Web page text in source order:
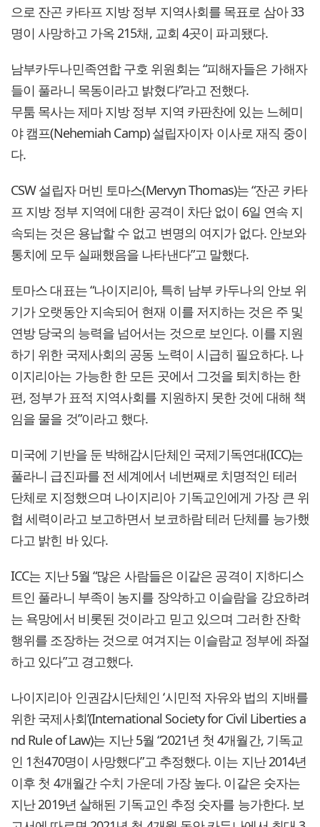
으로 잔곤 카타프 지방 정부 지역사회를 목표로 삼아 33
명이 사망하고 가옥 215채, 교회 4곳이 파괴됐다.
남부카두나민족연합 구호 위원회는 “피해자들은 가해자
들이 풀라니 목동이라고 밝혔다”라고 전했다.
무툼 목사는 제마 지방 정부 지역 카판찬에 있는 느헤미
야 캠프(Nehemiah Camp) 설립자이자 이사로 재직 중이
다.
CSW 설립자 머빈 토마스(Mervyn Thomas)는 “잔곤 카타
프 지방 정부 지역에 대한 공격이 차단 없이 6일 연속 지
속되는 것은 용납할 수 없고 변명의 여지가 없다. 안보와
통치에 모두 실패했음을 나타낸다”고 말했다.
토마스 대표는 “나이지리아, 특히 남부 카두나의 안보 위
기가 오랫동안 지속되어 현재 이를 저지하는 것은 주 및
연방 당국의 능력을 넘어서는 것으로 보인다. 이를 지원
하기 위한 국제사회의 공동 노력이 시급히 필요하다. 나
이지리아는 가능한 한 모든 곳에서 그것을 퇴치하는 한
편, 정부가 표적 지역사회를 지원하지 못한 것에 대해 책
임을 물을 것”이라고 했다.
미국에 기반을 둔 박해감시단체인 국제기독연대(ICC)는
풀라니 급진파를 전 세계에서 네번째로 치명적인 테러
단체로 지정했으며 나이지리아 기독교인에게 가장 큰 위
협 세력이라고 보고하면서 보코하람 테러 단체를 능가했
다고 밝힌 바 있다.
ICC는 지난 5월 “많은 사람들은 이같은 공격이 지하디스
트인 풀라니 부족이 농지를 장악하고 이슬람을 강요하려
는 욕망에서 비롯된 것이라고 믿고 있으며 그러한 잔학
행위를 조장하는 것으로 여겨지는 이슬람교 정부에 좌절
하고 있다”고 경고했다.
나이지리아 인권감시단체인 ‘시민적 자유와 법의 지배를
위한 국제사회’(International Society for Civil Liberties a
nd Rule of Law)는 지난 5월 “2021년 첫 4개월간, 기독교
인 1천470명이 사망했다”고 추정했다. 이는 지난 2014년
이후 첫 4개월간 수치 가운데 가장 높다. 이같은 숫자는
지난 2019년 살해된 기독교인 추정 숫자를 능가한다. 보